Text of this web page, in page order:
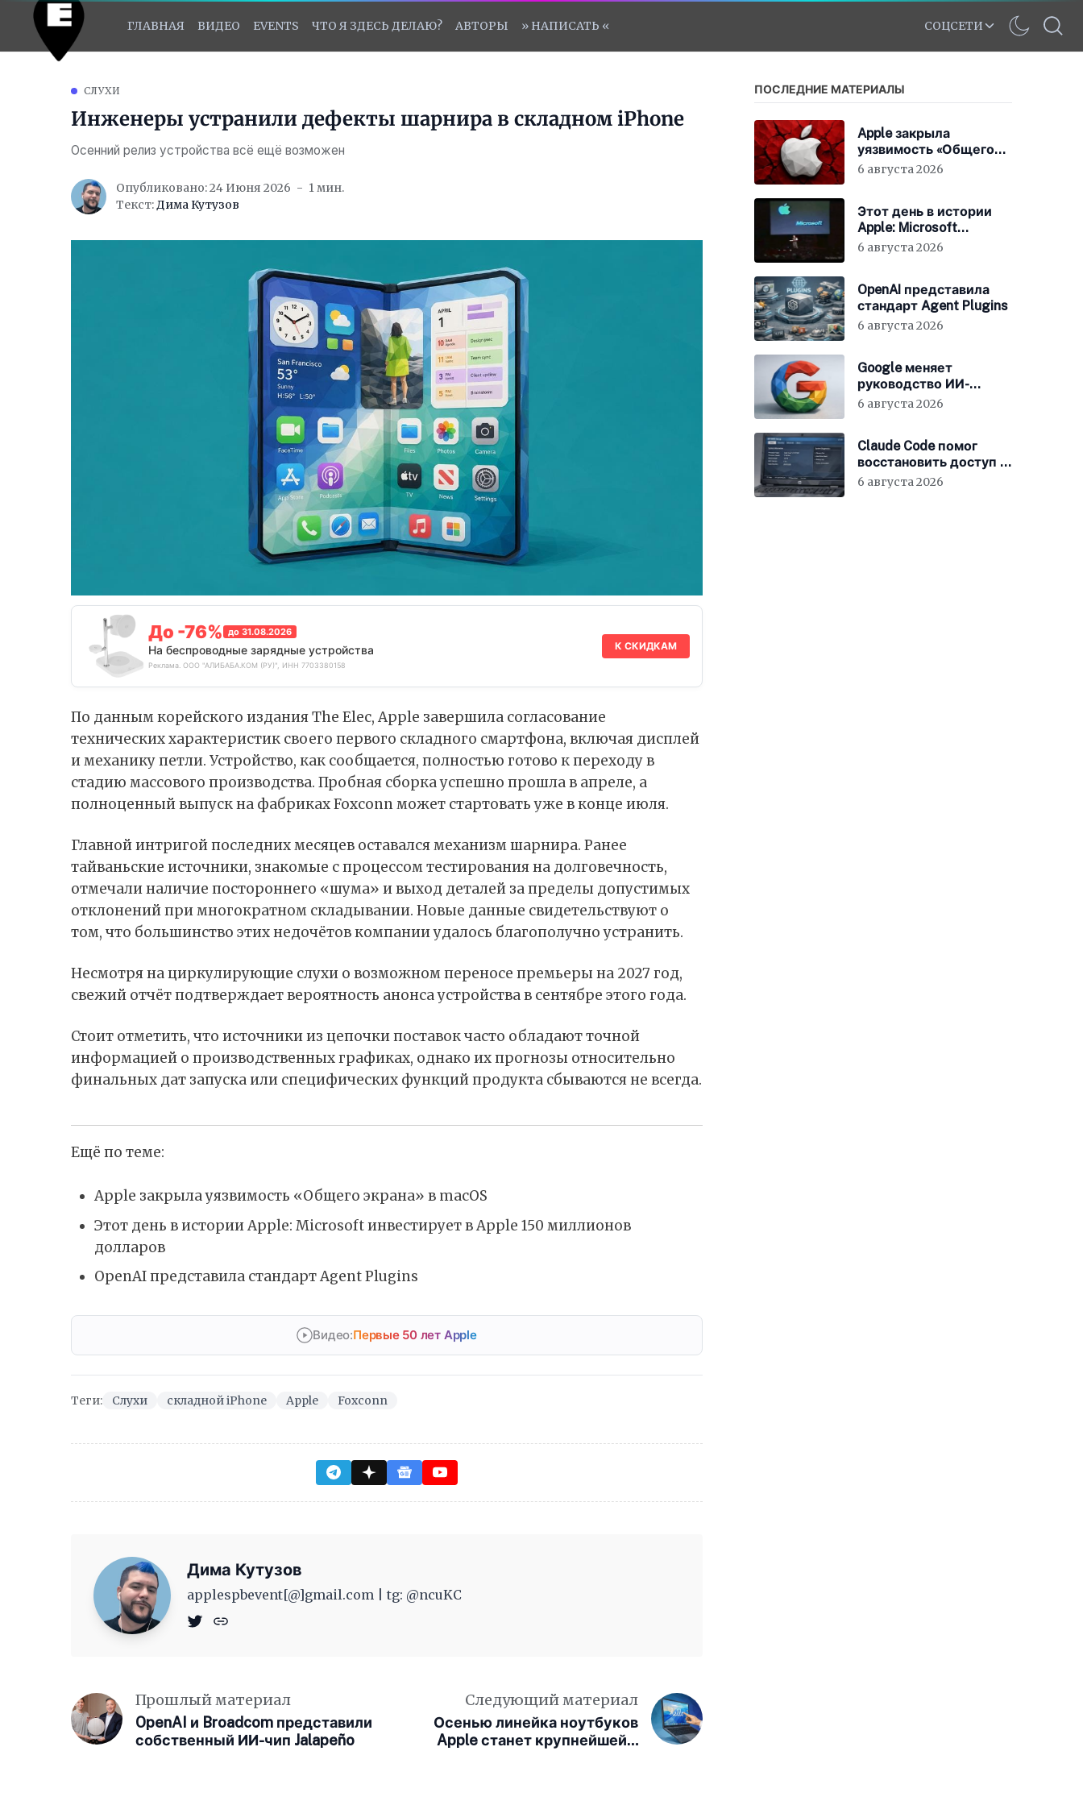
ГЛАВНАЯ ВИДЕО EVENTS ЧТО Я ЗДЕСЬ ДЕЛАЮ? АВТОРЫ » НАПИСАТЬ « СОЦСЕТИ
СЛУХИ
Инженеры устранили дефекты шарнира в складном iPhone
Осенний релиз устройства всё ещё возможен
Опубликовано: 24 Июня 2026
1 мин.
Текст:Дима Кутузов
До -76% до 31.08.2026
На беспроводные зарядные устройства
Реклама. ООО "АЛИБАБА.КОМ (РУ)", ИНН 7703380158
К СКИДКАМ
По даннымкорейского издания The Elec, Apple завершила согласование
технических характеристик своего первого складного смартфона, включая дисплей
и механику петли. Устройство, как сообщается, полностью готово к переходу в
стадию массового производства. Пробная сборка успешно прошла в апреле, а
полноценный выпуск на фабриках Foxconn может стартовать уже в конце июля.
Главной интригой последних месяцев оставался механизм шарнира. Ранее
тайваньские источники, знакомые с процессом тестирования на долговечность,
отмечали наличие постороннего «шума» и выход деталей за пределы допустимых
отклонений при многократном складывании. Новые данные свидетельствуют о
том, что большинство этих недочётов компании удалось благополучно устранить.
Несмотря на циркулирующие слухи о возможном переносе премьеры на 2027 год,
свежий отчёт подтверждает вероятность анонса устройства в сентябре этого года.
Стоит отметить, что источники из цепочки поставок часто обладают точной
информацией о производственных графиках, однако их прогнозы относительно
финальных дат запуска или специфических функций продукта сбываются не всегда.
Ещё по теме:
Apple закрыла уязвимость «Общего экрана» в macOS
Этот день в истории Apple: Microsoft инвестирует в Apple 150 миллионов
долларов
OpenAI представила стандарт Agent Plugins
Видео:Первые 50 лет Apple
Теги: Слухи складной iPhone Apple Foxconn
Дима Кутузов
applespbevent[@]gmail.com | tg: @ncuKC
Прошлый материал
OpenAI и Broadcom представили
собственный ИИ-чип Jalapeño
Следующий материал
Осенью линейка ноутбуков
Apple станет крупнейшей в
ПОСЛЕДНИЕ МАТЕРИАЛЫ
Apple закрыла
уязвимость «Общего
экрана» в macOS
6 августа 2026
Этот день в истории
Apple: Microsoft
инвестирует в Apple
6 августа 2026
OpenAI представила
стандарт Agent Plugins
6 августа 2026
Google меняет
руководство ИИ-
направления
6 августа 2026
Claude Code помог
восстановить доступ к
BIOS ноутбука
6 августа 2026